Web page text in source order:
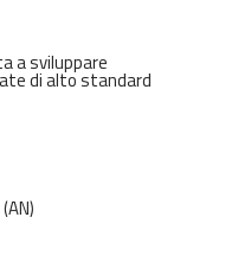
a sviluppare
di alto standard